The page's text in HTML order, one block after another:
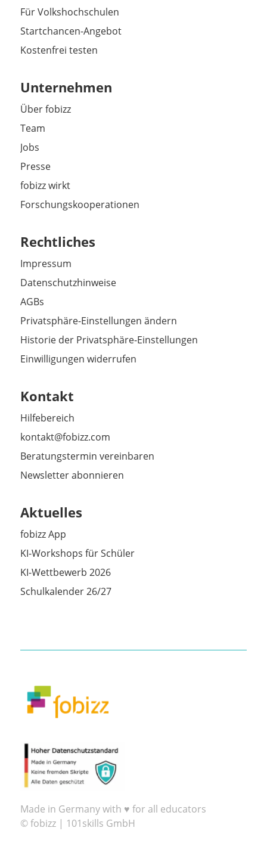
Für Volkshochschulen
Startchancen-Angebot
Kostenfrei testen
Unternehmen
Über fobizz
Team
Jobs
Presse
fobizz wirkt
Forschungskooperationen
Rechtliches
Impressum
Datenschutzhinweise
AGBs
Privatsphäre-Einstellungen ändern
Historie der Privatsphäre-Einstellungen
Einwilligungen widerrufen
Kontakt
Hilfebereich
kontakt@fobizz.com
Beratungstermin vereinbaren
Newsletter abonnieren
Aktuelles
fobizz App
KI-Workshops für Schüler
KI-Wettbewerb 2026
Schulkalender 26/27
Made in Germany with ♥ for all educators
© fobizz | 101skills GmbH